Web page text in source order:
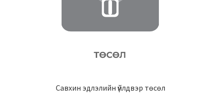
Савхин эдлэлийн үйлдвэр төсөл